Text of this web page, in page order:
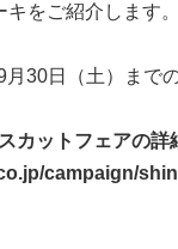
をご紹介します。
30日（土）まで
カットフェアの詳
campaign/